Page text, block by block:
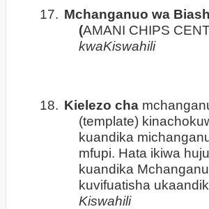
17. Mchanganuo wa
(AMANI CHIPS
kwaKiswahili
18. Kielezo cha
(template)
kuandika
mfupi. Hata ikiwa
kuandika
kuvifuatisha
Kiswahili